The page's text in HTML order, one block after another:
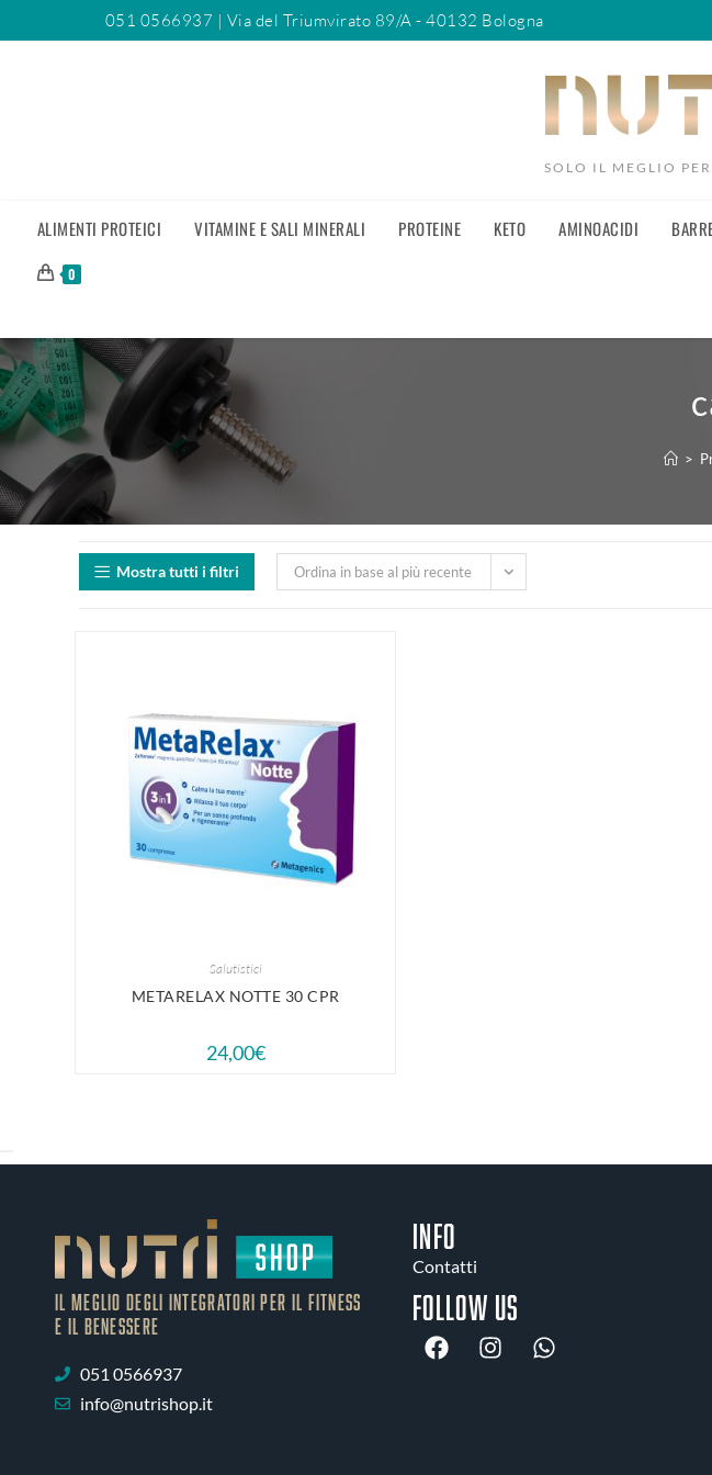
051 0566937 | Via del Triumvirato 89/A - 40132 Bologna
SOLO IL MEGLIO
ALIMENTI PROTEICI VITAMINE E SALI MINERALI PROTEINE KETO AMINOACIDI
0
>
Mostra tutti i filtri Ordina in base al più recente
Salutistici
METARELAX NOTTE 30 CPR
24,00€
IL MEGLIO DEGLI Integratori PER IL FITNESS
E IL BENESSERE
051 0566937
info@nutrishop.it
INFO
Contatti
Follow us